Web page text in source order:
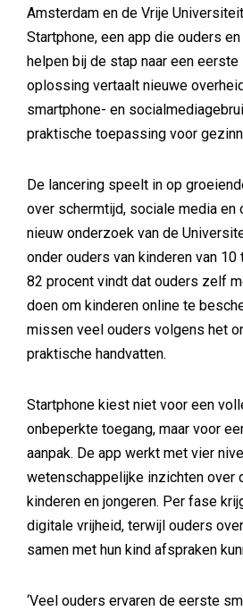
Amsterdam en de Vrije
Startphone, een app die ouders
helpen bij de stap naar een
oplossing vertaalt nieuwe
smartphone- en
praktische toepassing voor
De lancering speelt in op
over schermtijd, sociale media en
nieuw onderzoek van de
onder ouders van kinderen van
82 procent vindt dat ouders zelf
doen om kinderen online te
missen veel ouders volgens het
praktische handvatten.
Startphone kiest niet voor een
onbeperkte toegang, maar voor
aanpak. De app werkt met vier
wetenschappelijke inzichten over
kinderen en jongeren. Per fase
digitale vrijheid, terwijl ouders
samen met hun kind afspraken
‘Veel ouders ervaren de eerste